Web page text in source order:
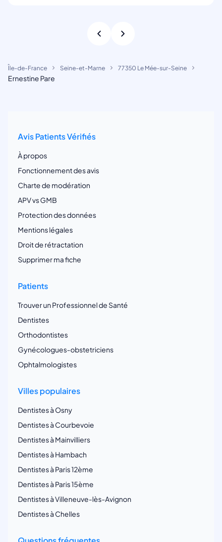
Île-de-France Seine-et-Marne 77350 Le Mée-sur-Seine
Ernestine Pare
Avis Patients Vérifiés
À propos
Fonctionnement des avis
Charte de modération
APV vs GMB
Protection des données
Mentions légales
Droit de rétractation
Supprimer ma fiche
Patients
Trouver un Professionnel de Santé
Dentistes
Orthodontistes
Gynécologues-obstetriciens
Ophtalmologistes
Villes populaires
Dentistes à Osny
Dentistes à Courbevoie
Dentistes à Mainvilliers
Dentistes à Hambach
Dentistes à Paris 12ème
Dentistes à Paris 15ème
Dentistes à Villeneuve-lès-Avignon
Dentistes à Chelles